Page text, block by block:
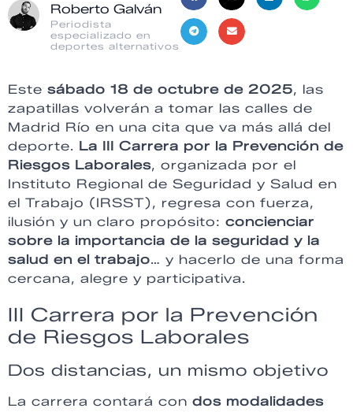
Roberto Galván
Periodista
especializado en
deportes alternativos
Este sábado 18 de octubre de 2025, las
zapatillas volverán a tomar las calles de
Madrid Río en una cita que va más allá del
deporte. La III Carrera por la Prevención de
Riesgos Laborales, organizada por el
Instituto Regional de Seguridad y Salud en
el Trabajo (IRSST), regresa con fuerza,
ilusión y un claro propósito: concienciar
sobre la importancia de la seguridad y la
salud en el trabajo… y hacerlo de una forma
cercana, alegre y participativa.
III Carrera por la Prevención
de Riesgos Laborales
Dos distancias, un mismo objetivo
La carrera contará con dos modalidades